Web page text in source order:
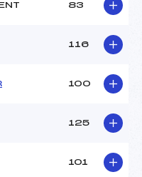
83
116
100
125
101